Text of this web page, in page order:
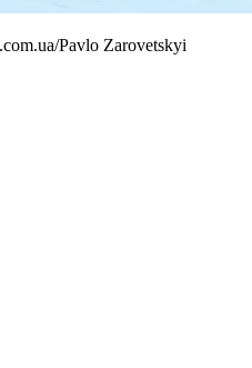
Pavlo Zarovetskyi